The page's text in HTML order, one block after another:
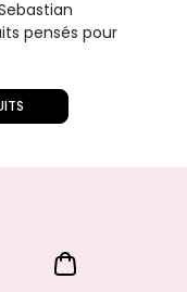
pensés pour